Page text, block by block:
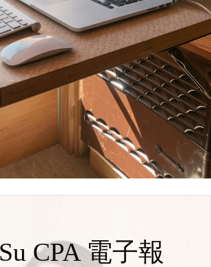
CPA 電子報